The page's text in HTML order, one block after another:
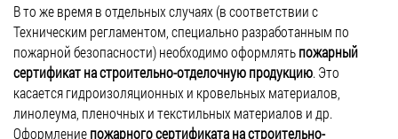
В то же время в отдельных случаях (в соответствии с
Техническим регламентом, специально разработанным по
пожарной безопасности) необходимо оформлятьпожарный
сертификат на строительно-отделочную продукцию. Это
касается гидроизоляционных и кровельных материалов,
линолеума, пленочных и текстильных материалов и др.
Оформлениепожарного сертификата на строительно-
Август 26, 2016
Новости
Для добровольной сертификации продуктов органического
производства разработан новый национальный стандарт — ГОСТ
Р 57022-2016 «Продукция органического производства. Порядок
проведения добровольной сертификации». Его применение